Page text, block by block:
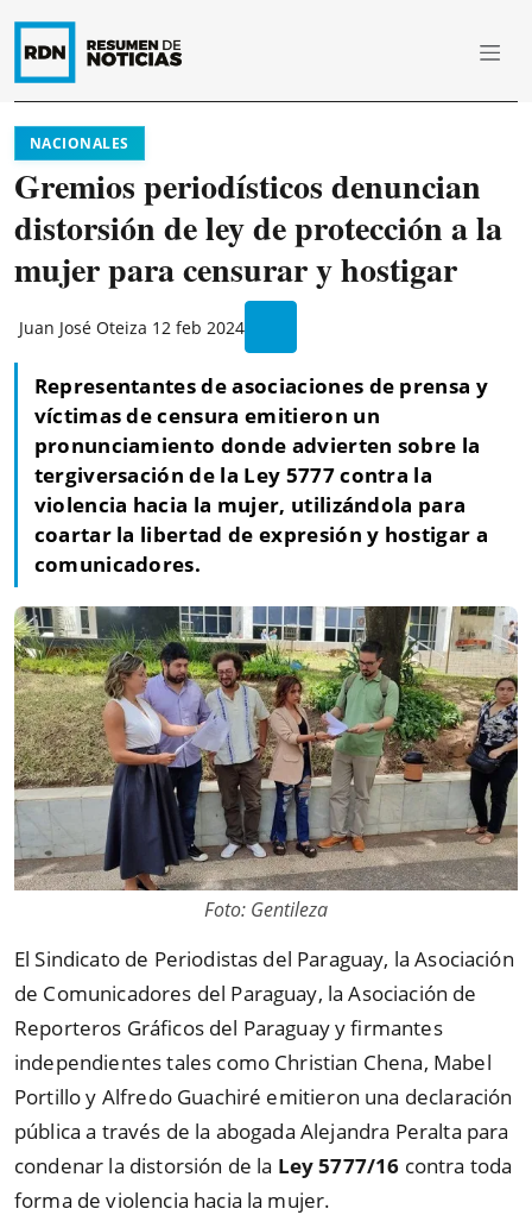
NACIONALES
Gremios periodísticos denuncian
distorsión de ley de protección a la
mujer para censurar y hostigar
Juan José Oteiza 12 feb 2024
Representantes de asociaciones de prensa y
víctimas de censura emitieron un
pronunciamiento donde advierten sobre la
tergiversación de la Ley 5777 contra la
violencia hacia la mujer, utilizándola para
coartar la libertad de expresión y hostigar a
comunicadores.
Foto: Gentileza
El Sindicato de Periodistas del Paraguay, la Asociación
de Comunicadores del Paraguay, la Asociación de
Reporteros Gráficos del Paraguay y firmantes
independientes tales como Christian Chena, Mabel
Portillo y Alfredo Guachiré emitieron una declaración
pública a través de la abogada Alejandra Peralta para
condenar la distorsión de la Ley 5777/16 contra toda
forma de violencia hacia la mujer.